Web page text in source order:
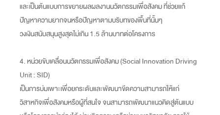
และเป็นต้นแบบการขยายผลผลงานนวัตกรรมเพื่อสังคม ที่ช่วยแก้
ปัญหาความยากจนหรือปัญหาตามบริบทของพื้นที่นั้นๆ
วงเงินสนับสนุนสูงสุดไม่เกิน 1.5 ล้านบาทต่อโครงการ
4. หน่วยขับเคลื่อนนวัตกรรมเพื่อสังคม (Social Innovation Driving
Unit : SID)
เป็นการบ่มเพาะเพื่อยกระดับและพัฒนาขีดความสามารถให้แก่
วิสาหกิจเพื่อสังคมหรือผู้ที่สนใจ จนสามารถพัฒนาแนวคิดสู่ต้นแบบ